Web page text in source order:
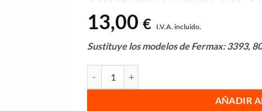
13,00 € I.V.A. incluido.
Sustituye los modelos de Fermax: 3393,
AÑADIR